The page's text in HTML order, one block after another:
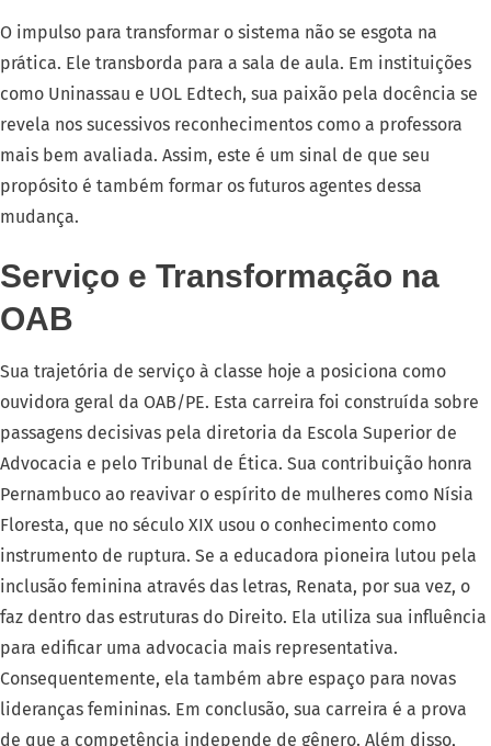
O impulso para transformar o sistema não se esgota na
prática. Ele transborda para a sala de aula. Em instituições
como Uninassau e UOL Edtech, sua paixão pela docência se
revela nos sucessivos reconhecimentos como a professora
mais bem avaliada. Assim, este é um sinal de que seu
propósito é também formar os futuros agentes dessa
mudança.
Serviço e Transformação na
OAB
Sua trajetória de serviço à classe hoje a posiciona como
ouvidora geral da OAB/PE. Esta carreira foi construída sobre
passagens decisivas pela diretoria da Escola Superior de
Advocacia e pelo Tribunal de Ética. Sua contribuição honra
Pernambuco ao reavivar o espírito de mulheres como Nísia
Floresta, que no século XIX usou o conhecimento como
instrumento de ruptura. Se a educadora pioneira lutou pela
inclusão feminina através das letras, Renata, por sua vez, o
faz dentro das estruturas do Direito. Ela utiliza sua influência
para edificar uma advocacia mais representativa.
Consequentemente, ela também abre espaço para novas
lideranças femininas. Em conclusão, sua carreira é a prova
de que a competência independe de gênero. Além disso,